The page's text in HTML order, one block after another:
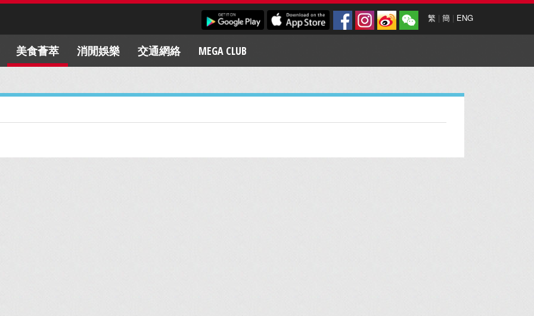
繁 | 簡 | ENG
美食薈萃 消閒娛樂 交通網絡 MEGA CLUB